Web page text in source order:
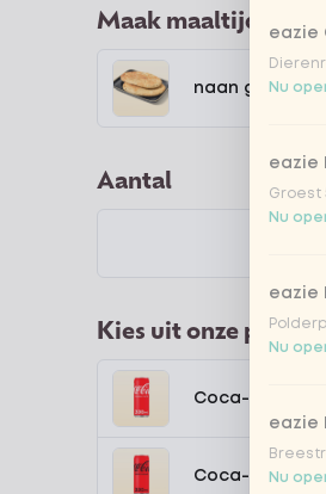
Maak maaltijd
naan garlic
Aantal
Kies uit onze
Coca-Cola
Coca-Cola
eazie
Nu
eazie
Groest
Nu
eazie
Nu
eazie
Nu